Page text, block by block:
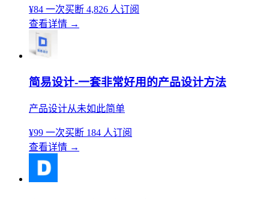
¥84 一次买断 4,826 人订阅
查看详情 →
简易设计-一套非常好用的产品设计方法
产品设计从未如此简单
¥99 一次买断 184 人订阅
查看详情 →